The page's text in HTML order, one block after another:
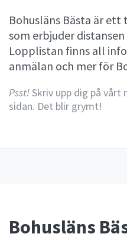
Bohusläns Bästa är
som erbjuder
Lopplistan finns all
anmälan och mer för
Psst!Skriv upp dig på vårt
sidan. Det blir grymt!
Bohusläns